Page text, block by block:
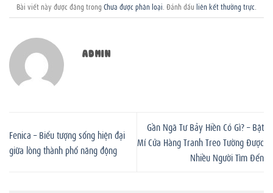
Bài viết này được đăng trong Chưa được phân loại . Đánh dấu liên kết thường trực
ADMIN
Fenica – Biểu tượng sống hiện đại
giữa lòng thành phố năng động
Gần Ngã Tư Bảy Hiền Có Gì? – Bật
Mí Cửa Hàng Tranh Treo Tường Được
Nhiều Người Tìm Đến